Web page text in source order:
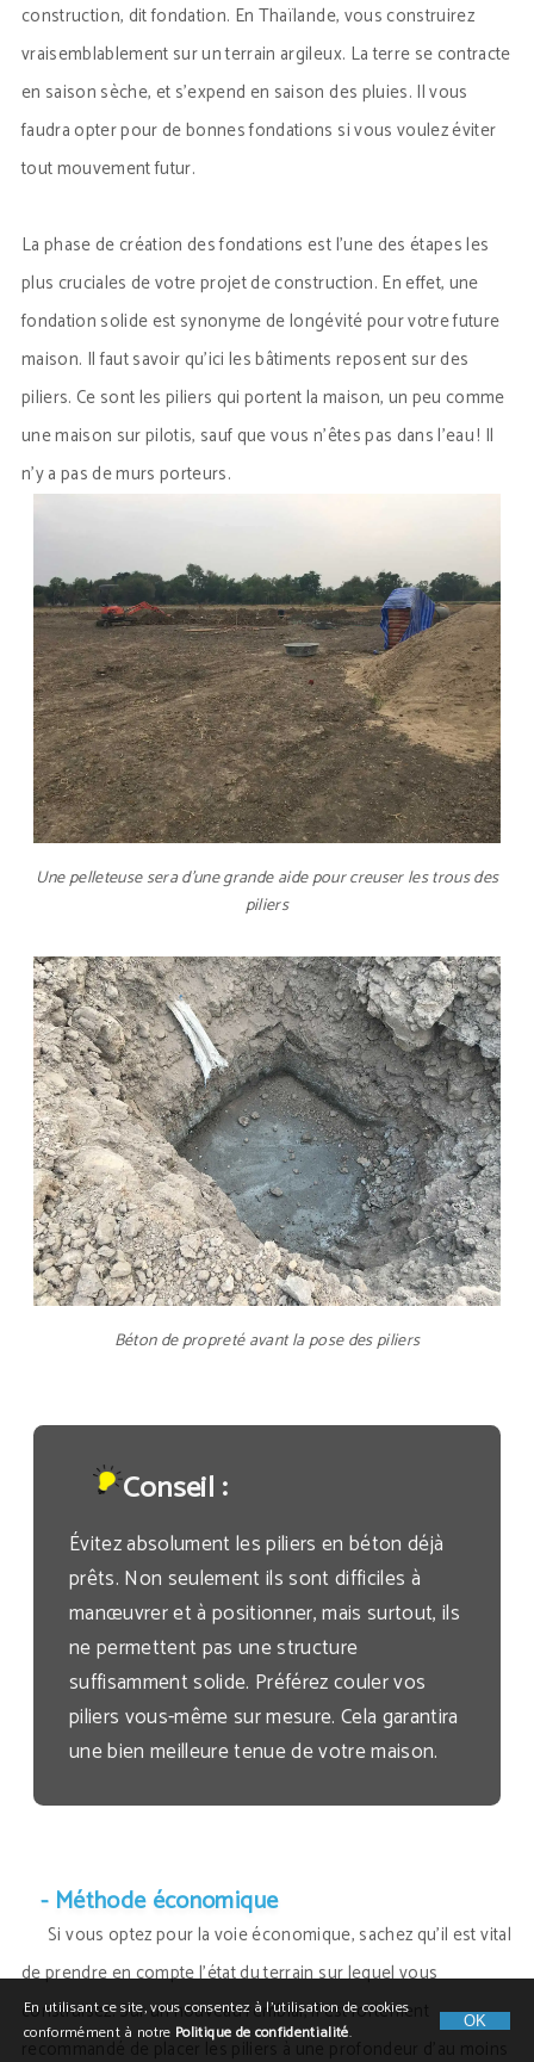
construction, dit fondation. En Thaïlande, vous construirez
vraisemblablement sur un terrain argileux. La terre se contracte
en saison sèche, et s’expend en saison des pluies. Il vous
faudra opter pour de bonnes fondations si vous voulez éviter
tout mouvement futur.
La phase de création des fondations est l’une des étapes les
plus cruciales de votre projet de construction. En effet, une
fondation solide est synonyme de longévité pour votre future
maison. Il faut savoir qu’ici les bâtiments reposent sur des
piliers. Ce sont les piliers qui portent la maison, un peu comme
une maison sur pilotis, sauf que vous n’êtes pas dans l’eau ! Il
n’y a pas de murs porteurs.
Une pelleteuse sera d’une grande aide pour creuser les trous des
piliers
Béton de propreté avant la pose des piliers
Conseil :
Évitez absolument les piliers en béton déjà
prêts. Non seulement ils sont difficiles à
manœuvrer et à positionner, mais surtout, ils
ne permettent pas une structure
suffisamment solide. Préférez couler vos
piliers vous-même sur mesure. Cela garantira
une bien meilleure tenue de votre maison.
- Méthode économique
Si vous optez pour la voie économique, sachez qu’il est vital
de prendre en compte l’état du terrain sur lequel vous
construisez. Sur un nouveau remblai, il est fortement
recommandé de placer les piliers à une profondeur d’au moins
En utilisant ce site, vous consentez à l’utilisation de cookies
conformément à notre Politique de confidentialité. OK